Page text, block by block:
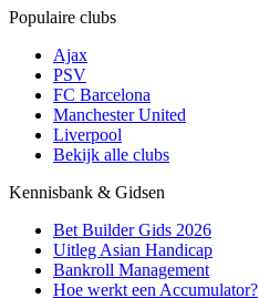
Populaire clubs
Ajax
PSV
FC Barcelona
Manchester United
Liverpool
Bekijk alle clubs
Kennisbank & Gidsen
Bet Builder Gids 2026
Uitleg Asian Handicap
Bankroll Management
Hoe werkt een Accumulator?